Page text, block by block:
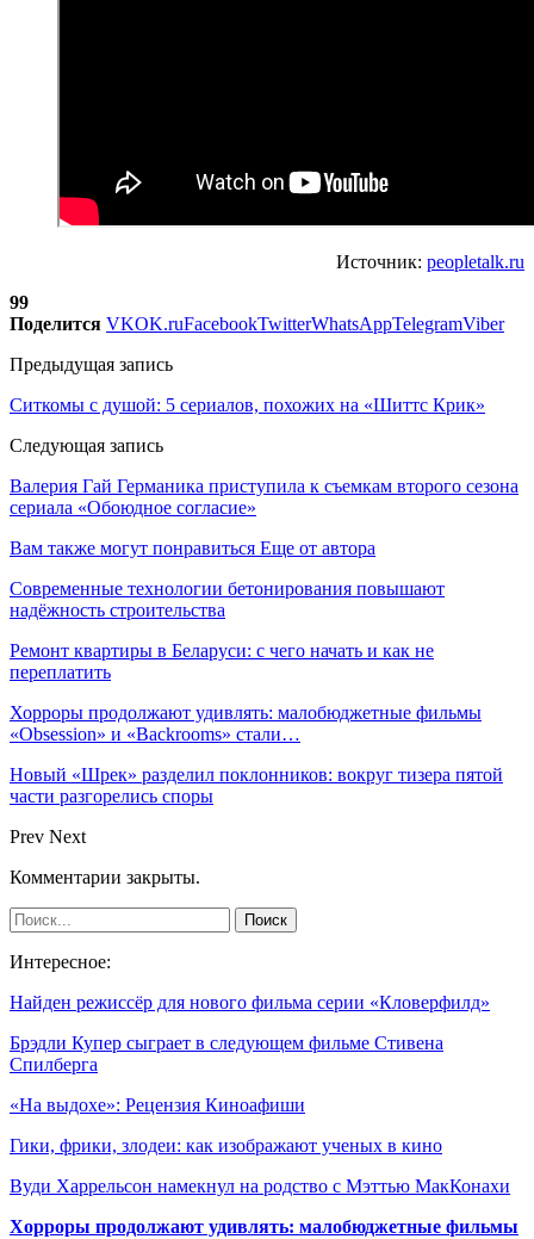
Источник: peopletalk.ru
99
Поделится VKOK.ruFacebookTwitterWhatsAppTelegramViber
Предыдущая запись
Ситкомы с душой: 5 сериалов, похожих на «Шиттс Крик»
Следующая запись
Валерия Гай Германика приступила к съемкам второго сезона
сериала «Обоюдное согласие»
Вам также могут понравиться Еще от автора
Современные технологии бетонирования повышают
надёжность строительства
Ремонт квартиры в Беларуси: с чего начать и как не
переплатить
Хорроры продолжают удивлять: малобюджетные фильмы
«Obsession» и «Backrooms» стали…
Новый «Шрек» разделил поклонников: вокруг тизера пятой
части разгорелись споры
Prev Next
Комментарии закрыты.
Интересное:
Найден режиссёр для нового фильма серии «Кловерфилд»
Брэдли Купер сыграет в следующем фильме Стивена
Спилберга
«На выдохе»: Рецензия Киноафиши
Гики, фрики, злодеи: как изображают ученых в кино
Вуди Харрельсон намекнул на родство с Мэттью МакКонахи
Хорроры продолжают удивлять: малобюджетные фильмы